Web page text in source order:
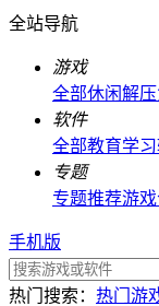
全站导航
游戏
全部休闲解压
软件
全部教育学习
专题
专题推荐游
手机版
热门搜索： 热门游